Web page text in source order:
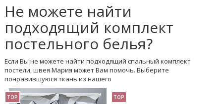
Не можете найти
подходящий комплект
постельного белья?
Если Вы не можете найти подходящий спальный комплект
постели, швея Мария может Вам помочь. Выберите
понравившуюся ткань из нашего
TOP TOP